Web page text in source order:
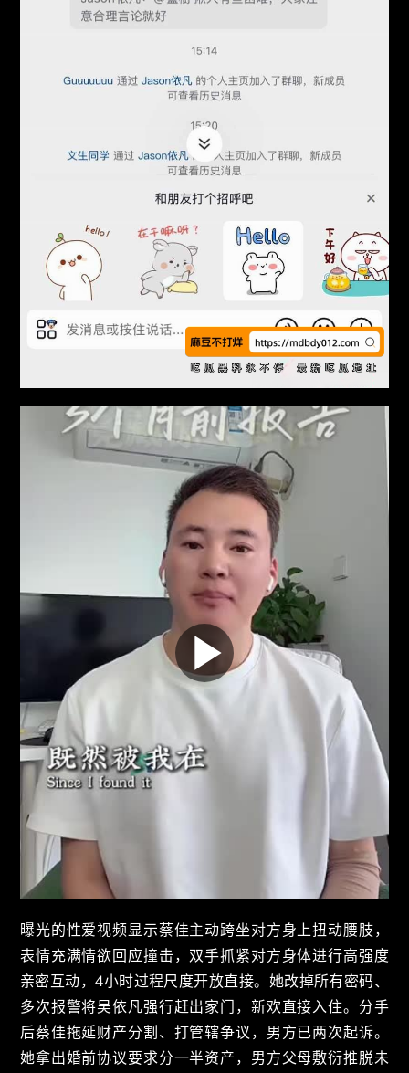
曝光的性爱视频显示蔡佳主动跨坐对方身上扭动腰肢，
表情充满情欲回应撞击，双手抓紧对方身体进行高强度
亲密互动，4小时过程尺度开放直接。她改掉所有密码、
多次报警将吴依凡强行赶出家门，新欢直接入住。分手
后蔡佳拖延财产分割、打管辖争议，男方已两次起诉。
她拿出婚前协议要求分一半资产，男方父母敷衍推脱未